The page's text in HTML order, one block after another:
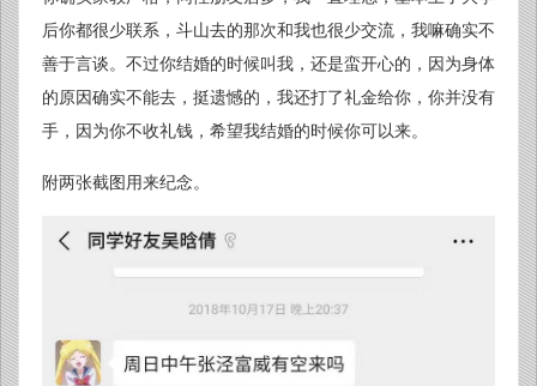
后你都很少联系，斗山去的那次和我也很少交流，我嘛确实不
善于言谈。不过你结婚的时候叫我，还是蛮开心的，因为身体
的原因确实不能去，挺遗憾的，我还打了礼金给你，你并没有
手，因为你不收礼钱，希望我结婚的时候你可以来。
附两张截图用来纪念。